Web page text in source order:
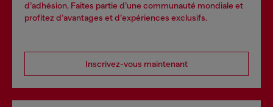
d’adhésion. Faites partie d’une communauté mondiale et
profitez d’avantages et d’expériences exclusifs.
Inscrivez-vous maintenant